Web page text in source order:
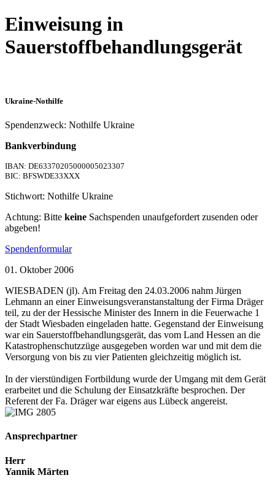
Einweisung in
Sauerstoffbehandlungsgerät
Ukraine-Nothilfe
Spendenzweck: Nothilfe Ukraine
Bankverbindung
IBAN: DE63370205000005023307
BIC: BFSWDE33XXX
Stichwort: Nothilfe Ukraine
Achtung: Bitte keine Sachspenden unaufgefordert zusenden oder
abgeben!
Spendenformular
01. Oktober 2006
WIESBADEN (jl). Am Freitag den 24.03.2006 nahm Jürgen
Lehmann an einer Einweisungsveranstanstaltung der Firma Dräger
teil, zu der der Hessische Minister des Innern in die Feuerwache 1
der Stadt Wiesbaden eingeladen hatte. Gegenstand der Einweisung
war ein Sauerstoffbehandlungsgerät, das vom Land Hessen an die
Katastrophenschutzzüge ausgegeben worden war und mit dem die
Versorgung von bis zu vier Patienten gleichzeitig möglich ist.
In der vierstündigen Fortbildung wurde der Umgang mit dem Gerät
erarbeitet und die Schulung der Einsatzkräfte besprochen. Der
Referent der Fa. Dräger war eigens aus Lübeck angereist.
Ansprechpartner
Herr
Yannik Märten